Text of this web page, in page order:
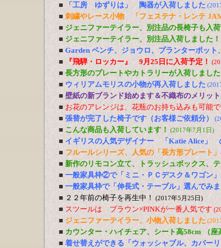
■ 「工房 ゆずりは」 陶器が入荷しました
■ 刺繍やレース小物 「フェステナ・レンテ
■ ジェニファーテイラー、別注品の長椅子も入
■ ジェニファーテイラー、別注品入荷しました！
■ Garden ベンチ、ジョウロ、プランターポット
■
『飛騨・ロッカー』 9月25日に入荷予定！
■ 長方形のプレートやカトラリーが入荷しました
■ ウィリアムモリスの小物が再入荷しました
■ 壁紙の新ブランド始めます＆不織布のメリッ
■ お花のアレンジは、花瓶のお持ち込みも可能
■ 張替が完了した椅子です（お客様ご依頼分）
■ こんな商品も入荷しています！ (2017年7月1日)
■ イギリスの人気デザイナー 「Katie Alice」
■ フルールシリーズ、人気の「長方形プレート
■ 新作のリモコン立て、トラッシュボックス、
■ 一般家具枠②で「ミニ・ＰＣデスク＆ワゴン
■ 一般家具枠で「伸長式・テーブル」選んでみ
■ ２２年前の椅子を再生中！ (2017年5月25日)
■ スツールは ブラウン×PINKが一番人気です
■ ジェニファーテイラー、小物入荷しました
■ カウンター・ハイチェア、シート高58cm （座
■ 着せ替えができる「ウォッシャブル、カバー